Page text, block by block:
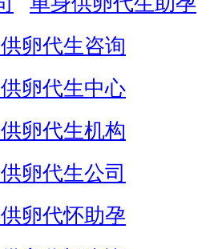
卵代生咨询
卵代生中心
卵代生机构
卵代生公司
卵代怀助孕